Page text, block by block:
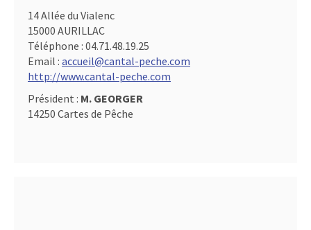
14 Allée du Vialenc
15000 AURILLAC
Téléphone : 04.71.48.19.25
Email : accueil@cantal-peche.com
http://www.cantal-peche.com
Président : M. GEORGER
14250 Cartes de Pêche